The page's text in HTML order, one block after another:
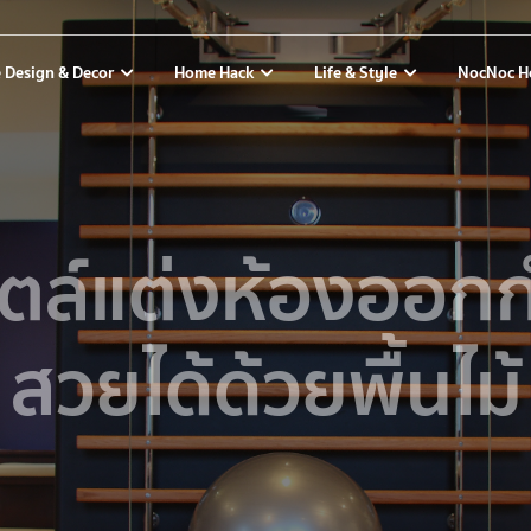
Design & Decor Home Hack Life & Style NocNoc
ล์แต่งห้องออก
วยได้ด้วยพื้นไม้